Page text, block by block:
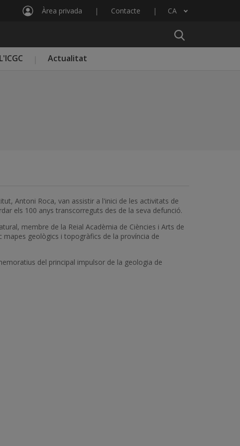
Àrea privada Contacte CA
Llista les accions addicionals
L'ICGC Actualitat
Antoni Roca, van assistir a l'inici de les activitats de
els 100 anys transcorreguts des de la seva defunció.
membre de la Reial Acadèmia de Ciències i Arts de
geològics i topogràfics de la província de
del principal impulsor de la geologia de